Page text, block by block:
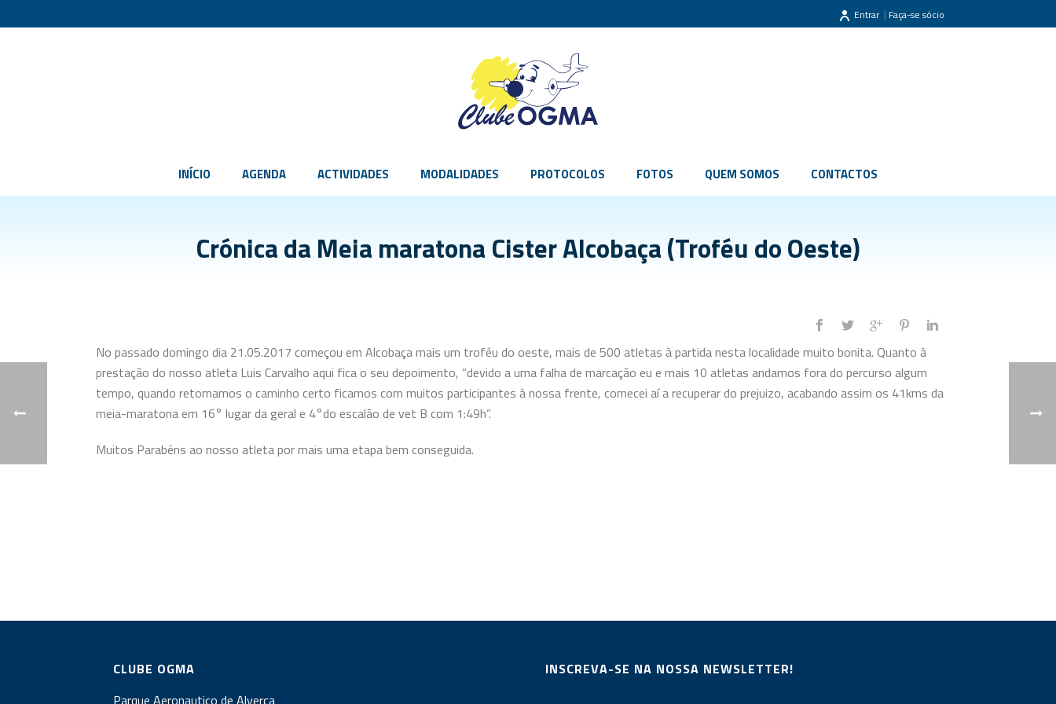
Entrar | Faça-se sócio
INÍCIO AGENDA ACTIVIDADES MODALIDADES PROTOCOLOS FOTOS QUEM SOMOS CONTACTOS
Crónica da Meia maratona Cister Alcobaça (Troféu do Oeste)
No passado domingo dia 21.05.2017 começou em Alcobaça mais um troféu do oeste, mais de 500 atletas à partida nesta localidade muito bonita. Quanto à
prestação do nosso atleta Luis Carvalho aqui fica o seu depoimento, “devido a uma falha de marcação eu e mais 10 atletas andamos fora do percurso algum
tempo, quando retomamos o caminho certo ficamos com muitos participantes à nossa frente, comecei aí a recuperar do prejuizo, acabando assim os 41kms da
meia-maratona em 16° lugar da geral e 4°do escalão de vet B com 1:49h”.
Muitos Parabéns ao nosso atleta por mais uma etapa bem conseguida.
CLUBE OGMA
Parque Aeronautico de Alverca
INSCREVA-SE NA NOSSA NEWSLETTER!